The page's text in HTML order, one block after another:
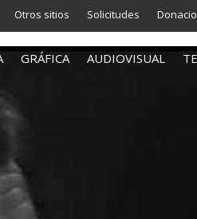
Otros sitios Solicitudes
GRÁFICA AUDIOVISUAL